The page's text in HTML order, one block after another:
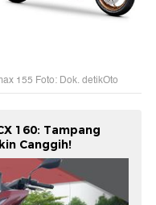
155 Foto: Dok. detikOto
160: Tampang
Canggih!